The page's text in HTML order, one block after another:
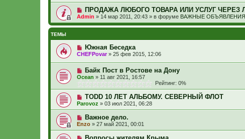
ПРОДАЖА ЛЮБОГО ТОВАРА ИЛИ УСЛУГ
Admin » 14 мар 2011, 20:43 » в форуме ВАЖНЫЕ
ТЕМЫ
Южная Беседка
CHEFPovar» 25 фев 2015, 12:06
Байк Пост в Ростове на Дону
Ocean » 11 авг 2021, 16:57
Рейтинг: 0%
TODD 10 ЛЕТ АЛЬБОМУ. СЕВЕРНЫЙ ФЛОТ
Parovoz » 03 июл 2021, 06:28
Важное дело.
Enzo » 27 май 2021, 00:01